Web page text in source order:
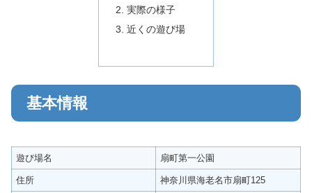
実際の様子
近くの遊び場
基本情報
遊び場名 扇町第一公園
住所 神奈川県海老名市扇町125